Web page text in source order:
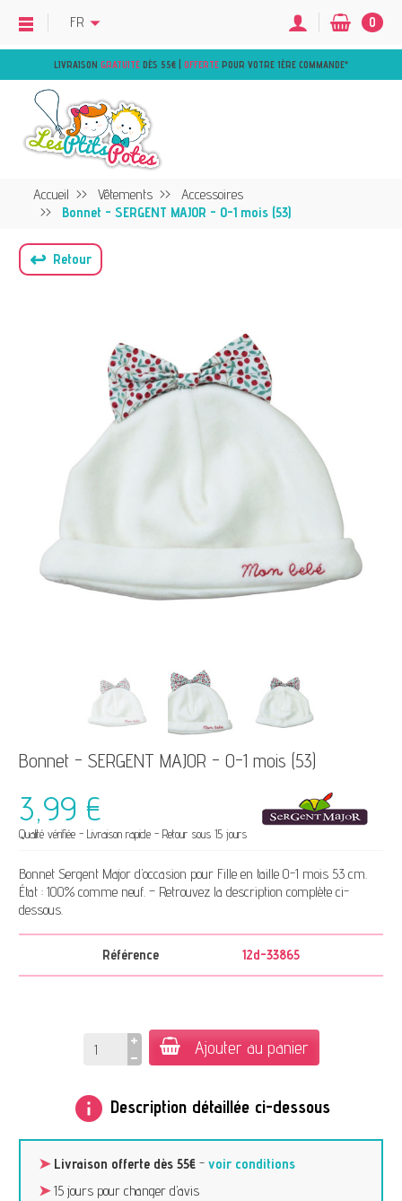
LIVRAISON GRATUITE DÈS 55€ | OFFERTE POUR VOTRE 1ÈRE COMMANDE*
FR 0
Accueil Vêtements
Accessoires
Bonnet - SERGENT MAJOR - 0-1 mois (53)
↩ Retour
Bonnet - SERGENT MAJOR - 0-1 mois (53)
3,99 €
Qualité vérifiée - Livraison rapide - Retour sous 15 jours
Bonnet Sergent Major d’occasion pour Fille en taille 0-1 mois 53 cm.
État : 100% comme neuf. – Retrouvez la description complète ci-
dessous.
Référence 12d-33865
Ajouter au panier
info Description détaillée ci-dessous
➤ Livraison offerte dès 55€ -voir conditions
➤15 jours pour changer d’avis